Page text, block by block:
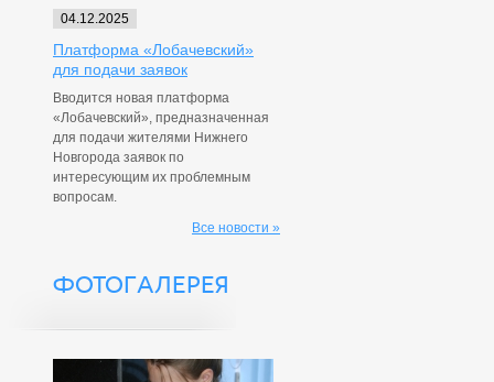
04.12.2025
Платформа «Лобачевский»
для подачи заявок
Вводится новая платформа
«Лобачевский», предназначенная
для подачи жителями Нижнего
Новгорода заявок по
интересующим их проблемным
вопросам.
Все новости »
ФОТОГАЛЕРЕЯ